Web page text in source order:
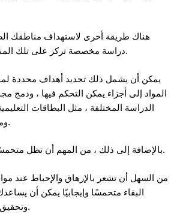
هناك طريقة أخرى لاستهداف مناطقك
دراسة مخصصة تركز على تلك المناطق على وجه التحديد.
يمكن أن يشمل ذلك تحديد أهداف محددة لما
المواد إلى أجزاء يمكن التحكم فيها ،
الدراسة المختلفة ، مثل البطاقات
ومقاطع الفيديو التعليمية.
بالإضافة إلى ذلك ، من المهم أن تظل متحمسًا ومركّزًا أثناء الدراسة.
من السهل أن تشعر بالإرهاق والإحباط عند
البقاء متحمسًا وإيجابيًا يمكن أن
وتحقيق نتائج أفضل في النهاية.